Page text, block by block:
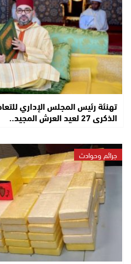
تهنئة رئيس المجلس الإداري
الذكرى 27 لعيد العرش المجيد..
جرائم وحوادث